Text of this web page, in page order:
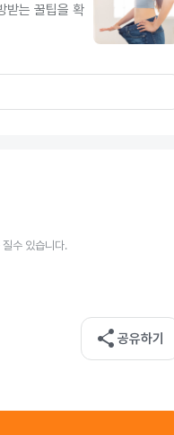
받는 꿀팁을 확
수 있습니다.
share 공유하기